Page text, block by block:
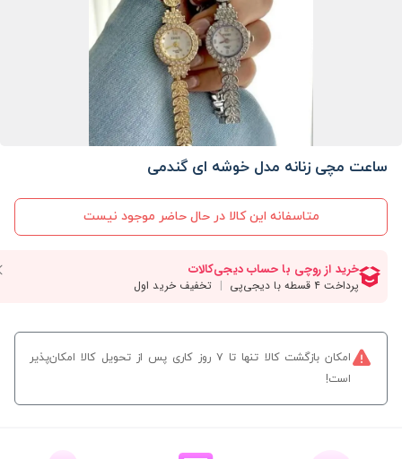
ساعت مچی زنانه مدل خوشه ای گندمی
متاسفانه این کالا در حال حاضر موجود نیست
امکان بازگشت کالا تنها تا ۷ روز کاری پس از تحویل کالا امکان‌پذیر
است!